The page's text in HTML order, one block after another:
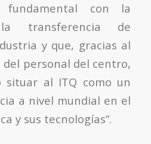
fundamental con la
transferencia de
y que, gracias al
personal del centro,
situar al ITQ como un
a nivel mundial en el
y sus tecnologías”.